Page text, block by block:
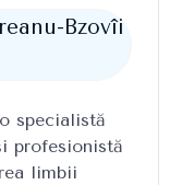
Bzovîi
specialistă
profesionistă
limbii